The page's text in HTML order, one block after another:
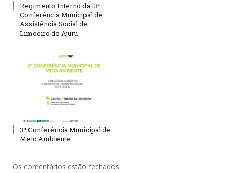
Regimento Interno da 13ª
Conferência Municipal de
Assistência Social de
Limoeiro do Ajuru
3ª Conferência Municipal de
Meio Ambiente
Os comentários estão fechados.